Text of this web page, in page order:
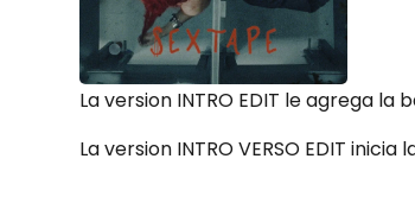
La version INTRO EDIT le agrega
La version INTRO VERSO EDIT